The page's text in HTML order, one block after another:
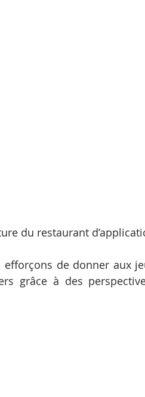
du restaurant
efforçons de donner aux
grâce à des